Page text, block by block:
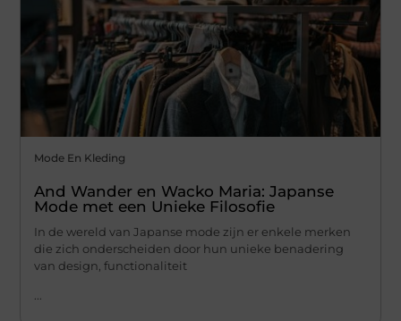
Mode En Kleding
And Wander en Wacko Maria: Japanse
Mode met een Unieke Filosofie
In de wereld van Japanse mode zijn er enkele merken
die zich onderscheiden door hun unieke benadering
van design, functionaliteit
...